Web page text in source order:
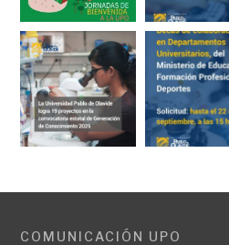
COMUNICACIÓN UPO